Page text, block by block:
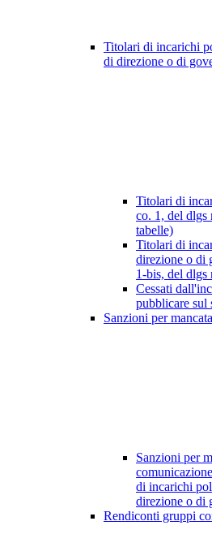
Titolari di incarichi
di direzione o di
Titolari di
co. 1, del dlgs
tabelle)
Titolari di
direzione o di
1-bis, del dlgs
Cessati
pubblicare sul
Sanzioni per
Sanzioni per
di incarichi
direzione o di
Rendiconti gruppi